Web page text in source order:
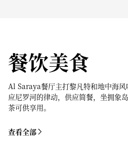
餐饮美食
Al Saraya餐厅主打黎凡特和地中海
应尼罗河的律动，供应简餐，坐拥象
茶可供享用。
查看全部